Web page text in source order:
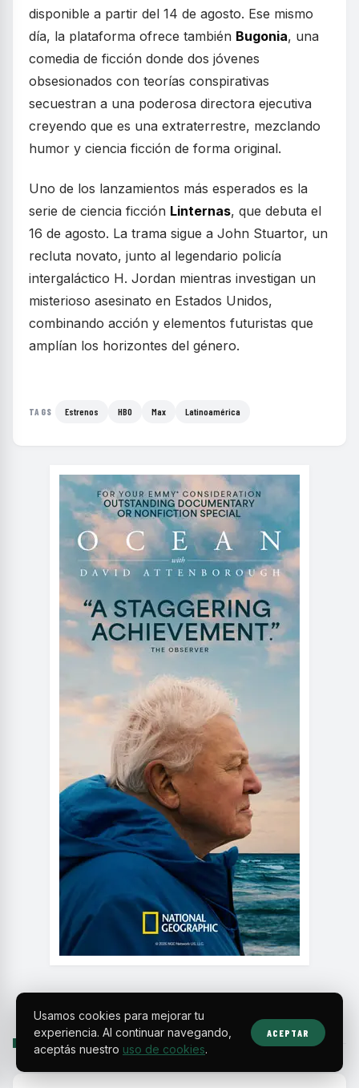
disponible a partir del 14 de agosto. Ese mismo
día, la plataforma ofrece también Bugonia, una
comedia de ficción donde dos jóvenes
obsesionados con teorías conspirativas
secuestran a una poderosa directora ejecutiva
creyendo que es una extraterrestre, mezclando
humor y ciencia ficción de forma original.
Uno de los lanzamientos más esperados es la
serie de ciencia ficción Linternas, que debuta el
16 de agosto. La trama sigue a John Stuartor, un
recluta novato, junto al legendario policía
intergaláctico H. Jordan mientras investigan un
misterioso asesinato en Estados Unidos,
combinando acción y elementos futuristas que
amplían los horizontes del género.
TAGS Estrenos HBO Max Latinoamérica
SIGUIENTE
Usamos cookies para mejorar tu
experiencia. Al continuar navegando,
aceptás nuestro uso de cookies.
ACEPTAR